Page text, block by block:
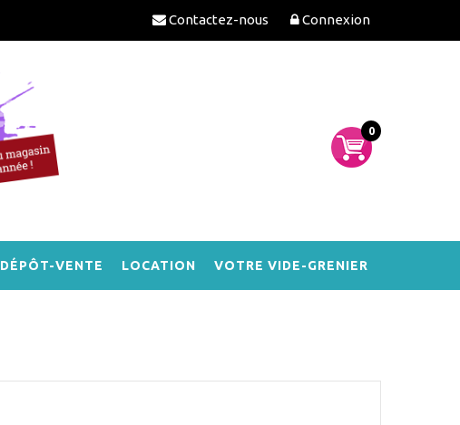
Connexion
Contactez-nous
0
DÉPÔT-VENTE LOCATION VOTRE VIDE-GRENIER